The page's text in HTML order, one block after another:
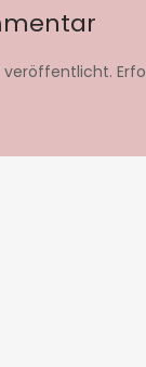
veröffentlicht.